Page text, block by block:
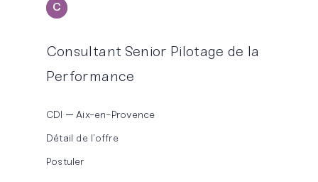
C ONSEIL
Consultant Senior Pilotage de la
Performance
CDI Aix-en-Provence
Détail de l’offre
Postuler